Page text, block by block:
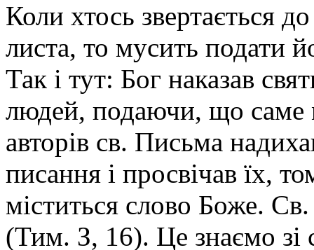
Коли хтось звертається
листа, то мусить подати
Так і тут: Бог наказав
людей, подаючи, що саме
авторів св. Письма
писання і просвічав їх,
міститься слово Боже.
(Тим. З, 16). Це знаємо зі